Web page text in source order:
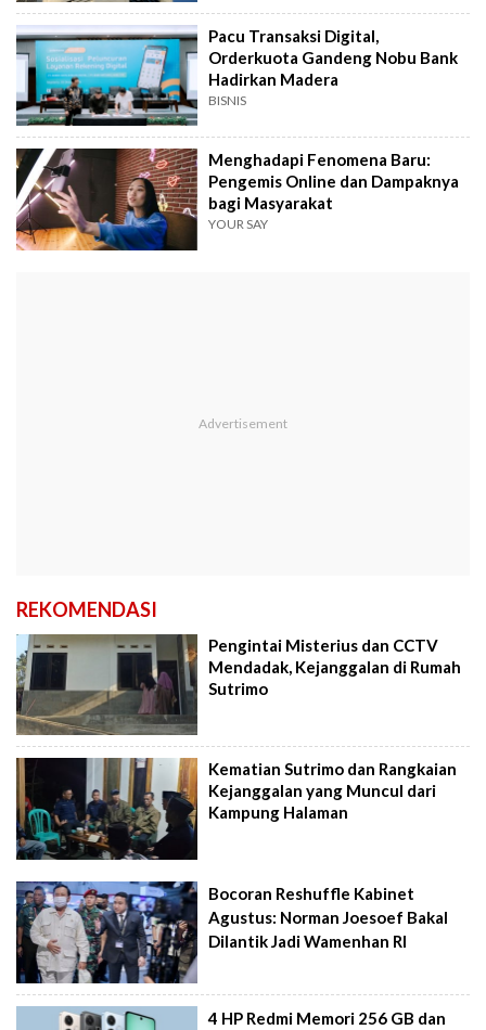
Pacu Transaksi Digital,
Orderkuota Gandeng Nobu Bank
Hadirkan Madera
BISNIS
Menghadapi Fenomena Baru:
Pengemis Online dan Dampaknya
bagi Masyarakat
YOUR SAY
REKOMENDASI
Pengintai Misterius dan CCTV
Mendadak, Kejanggalan di Rumah
Sutrimo
Kematian Sutrimo dan Rangkaian
Kejanggalan yang Muncul dari
Kampung Halaman
Bocoran Reshuffle Kabinet
Agustus: Norman Joesoef Bakal
Dilantik Jadi Wamenhan RI
4 HP Redmi Memori 256 GB dan